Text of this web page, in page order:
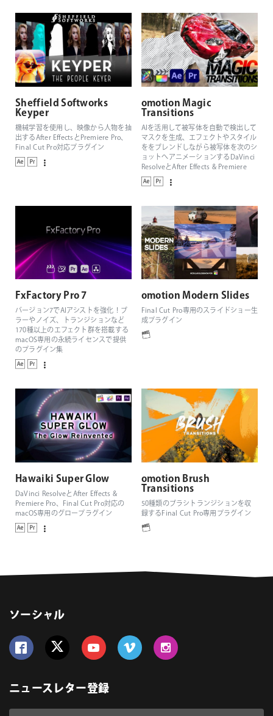
Sheffield Softworks
Keyper
機械学習を使用し、映像から人物を抽
出するAfter EffectsとPremiere Pro、
Final Cut Pro対応プラグイン
omotion Magic
Transitions
AIを活用して被写体を自動で検出して
マスクを生成、エフェクトやスタイル
ををブレンドしながら被写体を次のシ
ョットへアニメーションするDaVinci
ResolveとAfter Effects & Premiere
Pro、Final Cut Pro対応のmacOS専用
プラグイン
FxFactory Pro 7
バージョン7でAIアシストを強化！ブ
ラーやノイズ、トランジションなど
170種以上のエフェクト群を搭載する
macOS専用の永続ライセンスで提供
のプラグイン集
omotion Modern Slides
Final Cut Pro専用のスライドショー生
成プラグイン
Hawaiki Super Glow
DaVinci ResolveとAfter Effects &
Premiere Pro、Final Cut Pro対応の
macOS専用のグロープラグイン
omotion Brush
Transitions
50種類のブラシトランジションを収
録するFinal Cut Pro専用プラグイン
ソーシャル
ニュースレター登録